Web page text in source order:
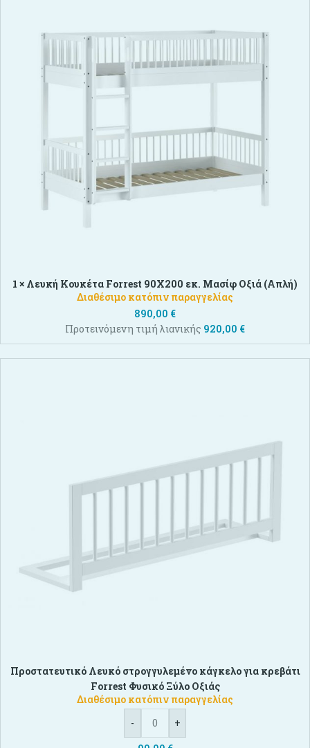
1 × Λευκή Κουκέτα Forrest 90X200 εκ. Μασίφ Οξιά (Απλή)
Διαθέσιμο κατόπιν παραγγελίας
890,00 €
Προτεινόμενη τιμή λιανικής 920,00 €
Προστατευτικό Λευκό στρογγυλεμένο κάγκελο για κρεβάτι
Forrest Φυσικό Ξύλο Οξιάς
Διαθέσιμο κατόπιν παραγγελίας
-
+